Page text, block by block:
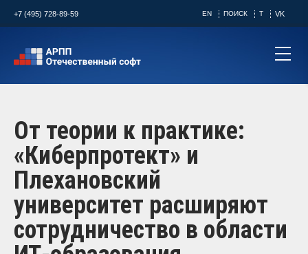
+7 (495) 728-89-59 EN ПОИСК T VK
От теории к практике:
«Киберпротект» и
Плехановский
университет расширяют
сотрудничество в области